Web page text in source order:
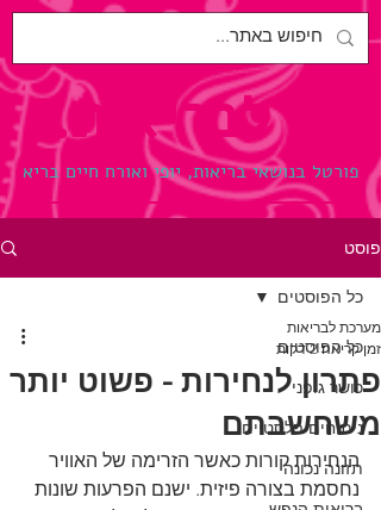
לבריאות.
פורטל בנושאי בריאות, יופי ואורח חיים בריא
פוסט
כל הפוסטים
כושר גופני
ניתוחים פלסטיים
תזונה נכונה
כל הפוסטים
פתרון לנחירות - פשוט יותר
משחשבתם
מערכת לבריאות
זמן קריאה 2 דקות
הנחירות קורות כאשר הזרימה של האוויר
נחסמת בצורה פיזית. ישנם הפרעות שונות